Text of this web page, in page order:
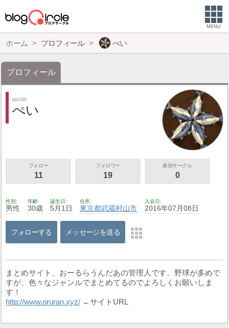
MENU
ホーム プロフィール ぺい
プロフィール
tps100
ぺい
フォロー
11
フォロワー
19
参加サークル
0
性別
男性
年齢
30歳
誕生日
5月1日
住所
東京都武蔵村山市
入会日
2016年07月08日
フォローする メッセージを送る
まとめサイト、おーるらうんだあの管理人です。野球が多めで
すが、色々なジャンルでまとめてるのでよろしくお願いしま
す！
http://www.oruran.xyz/ ←サイトURL